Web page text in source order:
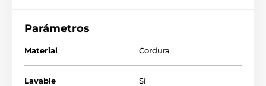
Parámetros
Material Cordura
Lavable Sí